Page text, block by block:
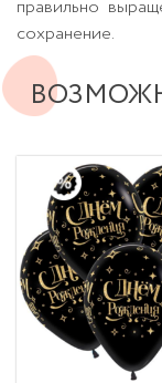
правильно
сохранение.